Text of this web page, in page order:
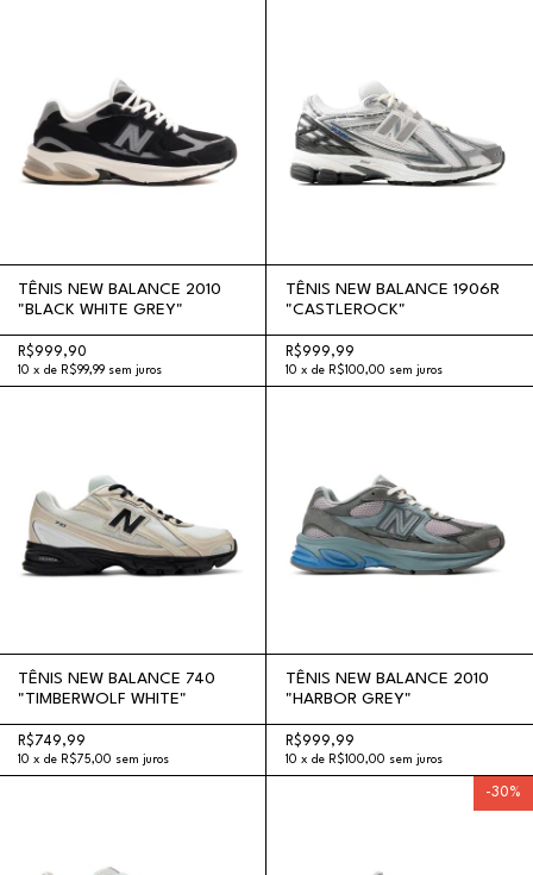
TÊNIS NEW BALANCE 2010
"BLACK WHITE GREY"
R$999,90
10 x de R$99,99 sem juros
TÊNIS NEW BALANCE 1906R
"CASTLEROCK"
R$999,99
10 x de R$100,00 sem juros
TÊNIS NEW BALANCE 740
"TIMBERWOLF WHITE"
R$749,99
10 x de R$75,00 sem juros
TÊNIS NEW BALANCE 2010
"HARBOR GREY"
R$999,99
10 x de R$100,00 sem juros
-30%